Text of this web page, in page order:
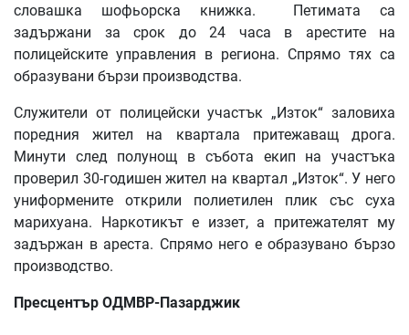
словашка шофьорска книжка. Петимата са
задържани за срок до 24 часа в арестите на
полицейските управления в региона. Спрямо тях са
образувани бързи производства.
Служители от полицейски участък „Изток“ заловиха
поредния жител на квартала притежаващ дрога.
Минути след полунощ в събота екип на участъка
проверил 30-годишен жител на квартал „Изток“. У него
униформените открили полиетилен плик със суха
марихуана. Наркотикът е иззет, а притежателят му
задържан в ареста. Спрямо него е образувано бързо
производство.
Пресцентър ОДМВР-Пазарджик